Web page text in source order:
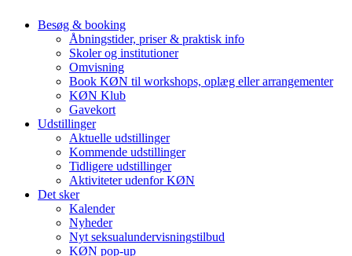
Besøg & booking
Åbningstider, priser & praktisk info
Skoler og institutioner
Omvisning
Book KØN til workshops, oplæg eller arrangementer
KØN Klub
Gavekort
Udstillinger
Aktuelle udstillinger
Kommende udstillinger
Tidligere udstillinger
Aktiviteter udenfor KØN
Det sker
Kalender
Nyheder
Nyt seksualundervisningstilbud
KØN pop-up